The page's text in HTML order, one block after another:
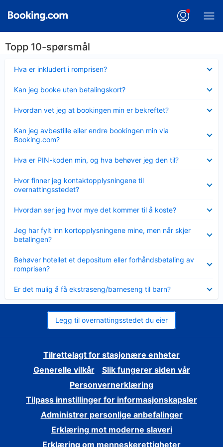
Topp 10-spørsmål
Hva er inkludert i romprisen?
mindre
Kan jeg booke uten betalingskort?
mindre
Hvordan vet jeg at bookingen min er bekreftet?
mindre
Kan jeg avbestille eller endre bookingen min via
Booking.com?
mindre
Hva er PIN-koden min, og hva behøver jeg den til?
mindre
Hvor finner jeg kontaktopplysningene til
overnattingsstedet?
mindre
Hvordan ser jeg hvor mye det kommer til å koste?
mindre
Jeg har fylt inn kortopplysningene mine, men når skjer
betalingen?
mindre
Behøver hotellet et depositum eller forhåndsbetaling av
romprisen?
mindre
Er det mulig å få ekstraseng/barneseng til barn?
mindre
Legg til overnattingsstedet du eier
Tilrettelagt for stasjonære enheter
Generelle vilkår
Slik fungerer siden vår
Personvernerklæring
Tilpass innstillinger for informasjonskapsler
Administrer personlige anbefalinger
Erklæring mot moderne slaveri
Erklæring om menneskerettigheter